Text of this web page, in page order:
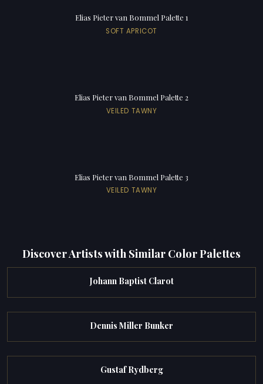
Elias Pieter van Bommel Palette 1
SOFT APRICOT
Elias Pieter van Bommel Palette 2
VEILED TAWNY
Elias Pieter van Bommel Palette 3
VEILED TAWNY
Discover Artists with Similar Color Palettes
Johann Baptist Clarot
Dennis Miller Bunker
Gustaf Rydberg